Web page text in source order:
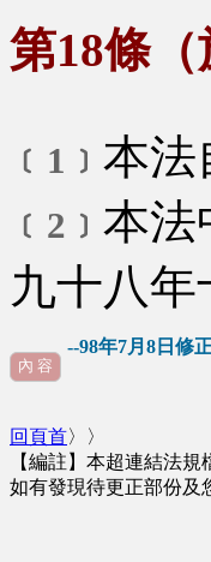
第18條（
﹝1﹞ 本法
﹝2﹞ 本法
九十八
--98年7月8日修正
內 容
回頁首〉〉
【編註】本超連結法
如有發現待更正部份及